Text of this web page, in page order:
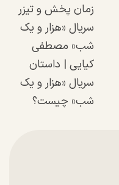
زمان پخش و تیزر
سریال «هزار و یک
شب» مصطفی
کیایی | داستان
سریال «هزار و یک
شب» چیست؟